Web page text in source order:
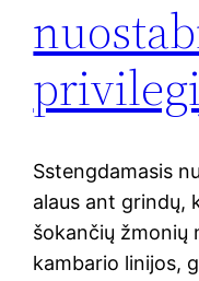
Sstengdamasis
alaus ant grindų,
šokančių žmonių
kambario linijos,